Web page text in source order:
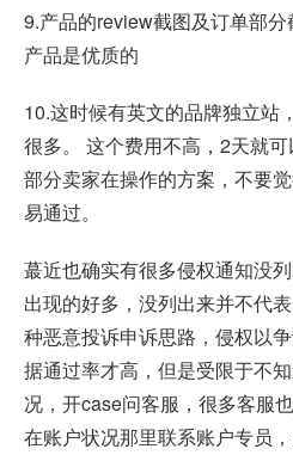
9.产品的review截图及订单部
产品是优质的
10.这时候有英文的品牌独立站
很多。 这个费用不高，2天就
部分卖家在操作的方案，不要
易通过。
蕞近也确实有很多侵权通知没
出现的好多，没列出来并不代
种恶意投诉申诉思路，侵权以
据通过率才高，但是受限于不
况，开case问客服，很多客服
在账户状况那里联系账户专员